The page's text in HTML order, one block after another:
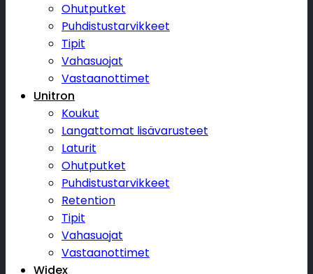
Ohutputket
Puhdistustarvikkeet
Tipit
Vahasuojat
Vastaanottimet
Unitron
Koukut
Langattomat lisävarusteet
Laturit
Ohutputket
Puhdistustarvikkeet
Retention
Tipit
Vahasuojat
Vastaanottimet
Widex